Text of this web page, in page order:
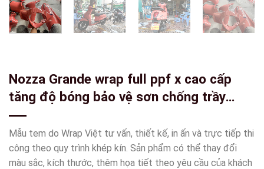
Nozza Grande wrap full ppf x cao cấp
tăng độ bóng bảo vệ sơn chống trầy
xước ( khách hàng cần lưu ý ppf có rất
nhiều loại có loại ppf còn rẻ hơn cả keo
trong 3 lớp của wrapviet ạ )-wv517
Mẫu tem do Wrap Việt tư vấn, thiết kế, in ấn và trực tiếp thi
công theo quy trình khép kín. Sản phẩm có thể thay đổi
màu sắc, kích thước, thêm họa tiết theo yêu cầu của khách